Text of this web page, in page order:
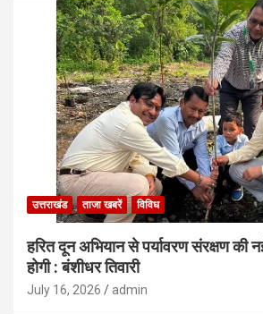
उत्तराखंड ताजा खबरें विविध
हरित दून अभियान से पर्यावरण संरक्षण की
होगी : बंशीधर तिवारी
July 16, 2026 admin